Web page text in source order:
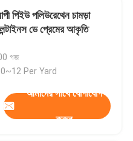
পিইউ পলিউরেথেন চামড়া
ডে প্রেমের আকৃতি
গজ
Per Yard
আমাদের সাথে যোগাযোগ
করুন